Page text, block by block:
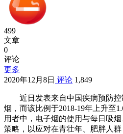
499
文章
0
评论
更多
2020年12月8日 评论 1,849
近日发表来自中国疾病预防
烟，而该比例于2018-19年上升至
用者中，电子烟的使用与每日吸
策略，以应对在青壮年、肥胖人